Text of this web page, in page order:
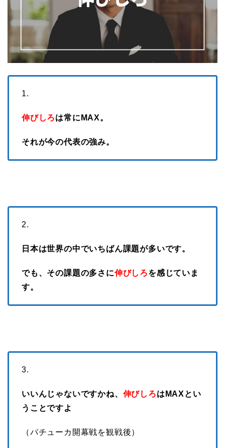
1.
伸びしろは常にMAX。
それが今の代表の強み。
2.
日本は世界の中でいちばん課題が多いです。
でも、その課題の多さに伸びしろを感じていま
す。
3.
いいんじゃないですかね、 伸びしろはMAXとい
うことですよ
（パチューカ開幕戦を観戦後）